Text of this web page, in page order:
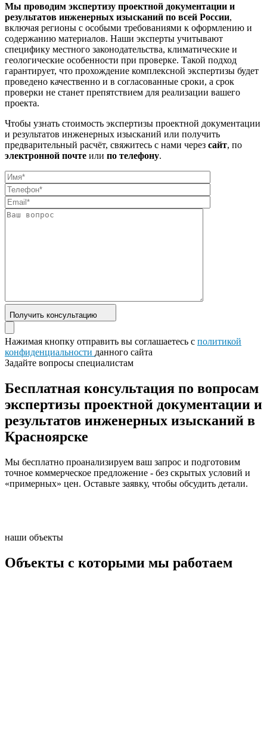
Мы проводим экспертизу проектной документации и
результатов инженерных изысканий по всей России,
включая регионы с особыми требованиями к оформлению и
содержанию материалов. Наши эксперты учитывают
специфику местного законодательства, климатические и
геологические особенности при проверке. Такой подход
гарантирует, что прохождение комплексной экспертизы будет
проведено качественно и в согласованные сроки, а срок
проверки не станет препятствием для реализации вашего
проекта.
Чтобы узнать стоимость экспертизы проектной документации
и результатов инженерных изысканий или получить
предварительный расчёт, свяжитесь с нами через сайт, по
электронной почте или по телефону.
Получить консультацию
Нажимая кнопку отправить вы соглашаетесь с политикой
конфиденциальности данного сайта
Задайте вопросы специалистам
Бесплатная консультация по вопросам
экспертизы проектной документации и
результатов инженерных изысканий в
Красноярске
Мы бесплатно проанализируем ваш запрос и подготовим
точное коммерческое предложение - без скрытых условий и
«примерных» цен. Оставьте заявку, чтобы обсудить детали.
наши объекты
Объекты с которыми мы работаем